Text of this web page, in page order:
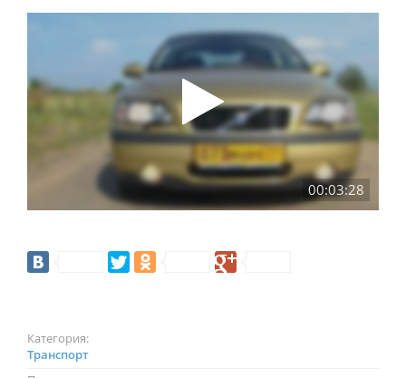
00:03:28
Категория:
Транспорт